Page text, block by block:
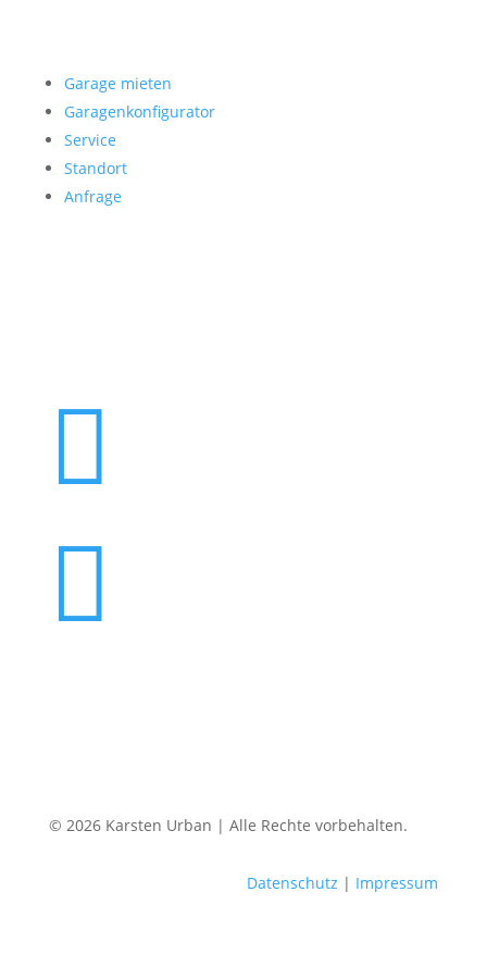
Garage mieten
Garagenkonfigurator
Service
Standort
Anfrage


© 2026 Karsten Urban | Alle Rechte vorbehalten.
Datenschutz | Impressum